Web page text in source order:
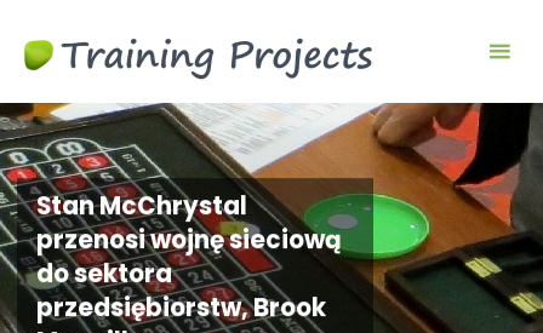
biznesowe i
Stan McChrystal
przenosi wojnę sieciową
do sektora
przedsiębiorstw, Brook